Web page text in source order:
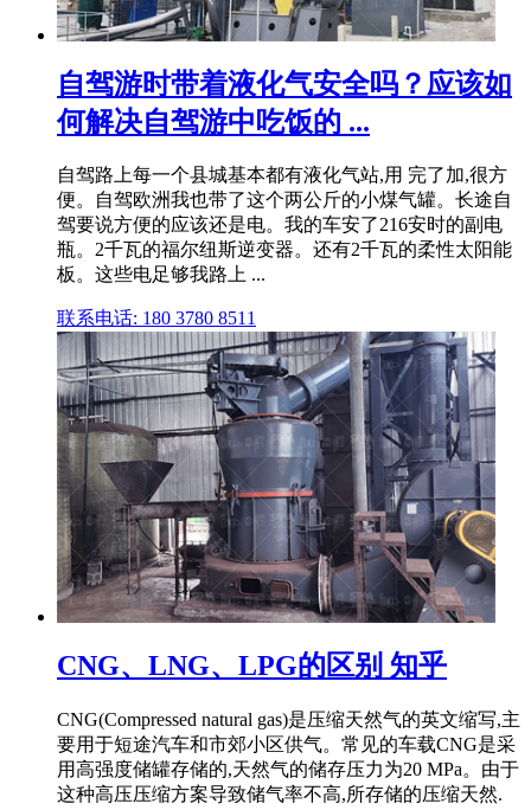
自驾游时带着液化气安全吗？应该如
何解决自驾游中吃饭的 ...
自驾路上每一个县城基本都有液化气站,用 完了加,很方
便。自驾欧洲我也带了这个两公斤的小煤气罐。长途自
驾要说方便的应该还是电。我的车安了216安时的副电
瓶。2千瓦的福尔纽斯逆变器。还有2千瓦的柔性太阳能
板。这些电足够我路上 ...
联系电话: 180 3780 8511
CNG、LNG、LPG的区别 知乎
CNG(Compressed natural gas)是压缩天然气的英文缩写,主
要用于短途汽车和市郊小区供气。常见的车载CNG是采
用高强度储罐存储的,天然气的储存压力为20 MPa。由于
这种高压压缩方案导致储气率不高,所存储的压缩天然.